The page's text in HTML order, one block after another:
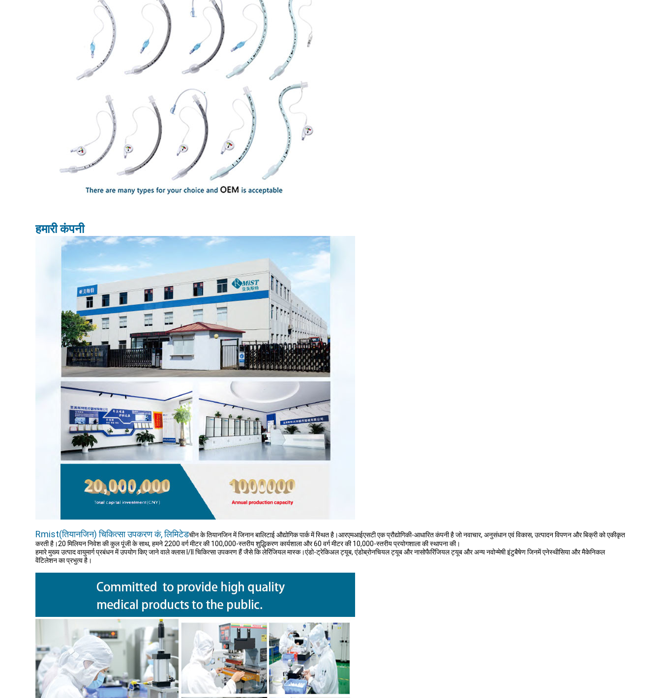
हमारी कंपनी
Rmist(तियानजिन) चिकित्सा उपकरण कं, लिमिटेडचीन के तियानजिन में जिनान बालिटाई औद्योगिक पार्क में स्थित है।आरएमआईएसटी एक प्रौद्योगिकी-आधारित कंपनी है जो नवाचार, अनुसंधान एवं विकास, उत्पादन विपणन और बिक्री को एकीकृत
करती है।20 मिलियन निवेश की कुल पूंजी के साथ, हमने 2200 वर्ग मीटर की 100,000-स्तरीय शुद्धिकरण कार्यशाला और 60 वर्ग मीटर की 10,000-स्तरीय प्रयोगशाला की स्थापना की।
हमारे मुख्य उत्पाद वायुमार्ग प्रबंधन में उपयोग किए जाने वाले क्लास I/ll चिकित्सा उपकरण हैं जैसे कि लेरिंजियल मास्क।एंडो-ट्रेकिअल ट्यूब, एंडोब्रोनचियल ट्यूब और नासोफैरिंजियल ट्यूब और अन्य नवोन्मेषी इंटुबैषेण जिनमें एनेस्थीसिया और मैकेनिकल
वेंटिलेशन का प्रभुत्व है।